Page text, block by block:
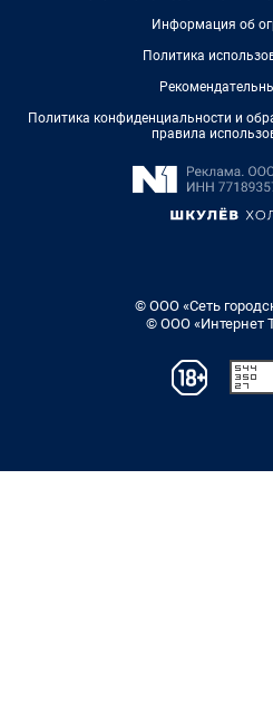
Информация об
Политика
Политика конфиденциальности и
правила
© ООО «Сеть
© ООО «Интернет